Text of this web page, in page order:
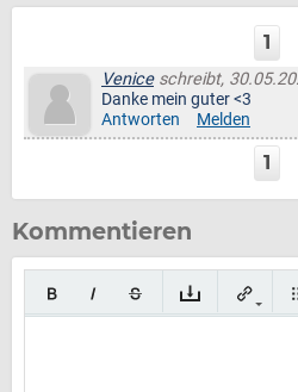
1
Veniceschreibt,
Danke mein guter <3
Antworten
Melden
1
Kommentieren